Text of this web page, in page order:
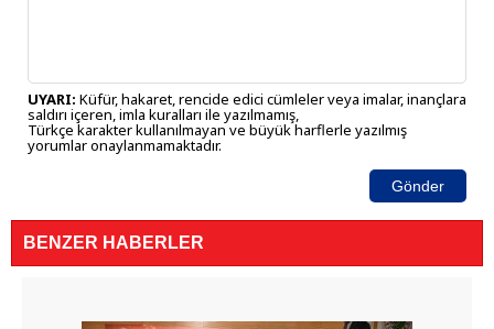
UYARI: Küfür, hakaret, rencide edici cümleler veya imalar, inançlara
saldırı içeren, imla kuralları ile yazılmamış,
Türkçe karakter kullanılmayan ve büyük harflerle yazılmış
yorumlar onaylanmamaktadır.
Gönder
BENZER HABERLER